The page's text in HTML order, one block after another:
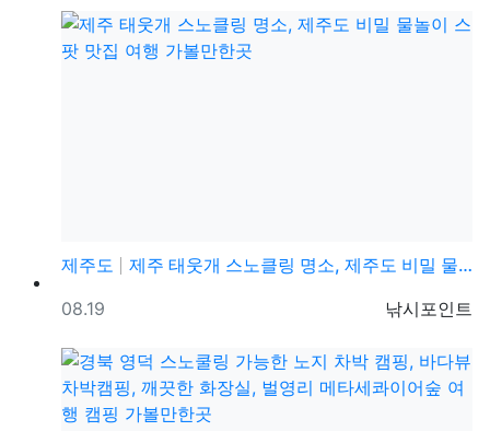
제주도
제주 태웃개 스노클링 명소, 제주도 비밀 물놀이 스팟 …
등록자
낚시포인트
등록일
08.19